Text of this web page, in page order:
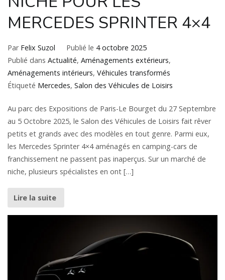
MERCEDES SPRINTER 4×4
Par Felix Suzol Publié le 4 octobre 2025
Publié dans Actualité, Aménagements extérieurs,
Aménagements intérieurs, Véhicules transformés
Étiqueté Mercedes, Salon des Véhicules de Loisirs
Au parc des Expositions de Paris-Le Bourget du 27 Septembre
au 5 Octobre 2025, le Salon des Véhicules de Loisirs fait rêver
petits et grands avec des modèles en tout genre. Parmi eux,
les Mercedes Sprinter 4×4 aménagés en camping-cars de
franchissement ne passent pas inaperçus. Sur un marché de
niche, plusieurs spécialistes en ont […]
Lire la suite